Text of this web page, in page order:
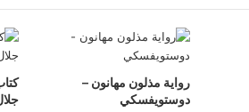
رواية مذلون مهانون –
دوستويفسكي